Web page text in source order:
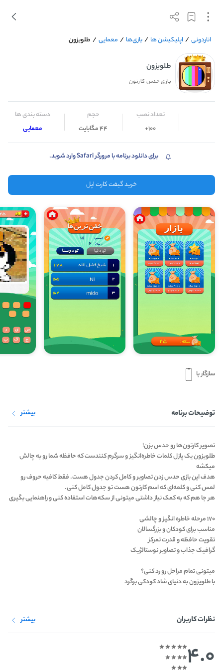
اناردونی / اپلیکیشن ها /بازی‌ها / معمایی / طلویزون
طلویزون
بازی حدس کارتون
تعداد نصب
100+
حجم
44 مگابایت
دسته بندی ها
معمایی
برای دانلود برنامه با مرورگر Safari وارد شوید.
خرید گیفت کارت اپل
سازگار با
توضیحات برنامه بیشتر
تصویر کارتون‌ها رو حدس بزن!
طلویزون یک پازل کلمات خاطره‌انگیز و سرگرم ‌کنندست که حافظه شما رو به چالش
میکشه
هدف این بازی حدس زدن تصاویر و کامل کردن جدول هست. فقط کافیه حروف رو
لمس کنی و کلمه‌ای که اسم کارتون هست تو جدول کامل کنی.
هر جا هم که به کمک نیاز داشتی میتونی از سکه‌هات استفاده کنی و راهنمایی بگیری
۱۷۰ مرحله خاطره انگیز و چالشی
مناسب برای کودکان و بزرگسالان
تقویت حافظه و قدرت تمرکز
گرافیک جذاب و تصاویر نوستالژیک
میتونی تمام مراحل رو رد کنی؟
با طلویزون به دنیای شاد کودکی برگرد
نظرات کاربران بیشتر
4.0